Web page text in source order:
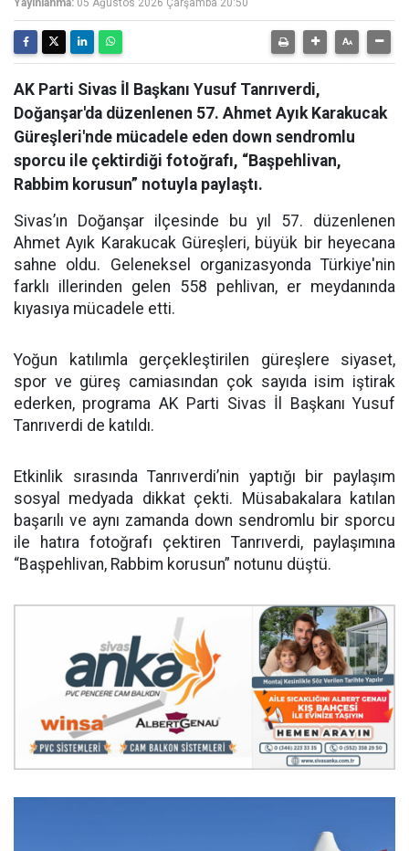
Yayınlanma: 05 Ağustos 2026 Çarşamba 20:50
AK Parti Sivas İl Başkanı Yusuf Tanrıverdi,
Doğanşar'da düzenlenen 57. Ahmet Ayık Karakucak
Güreşleri'nde mücadele eden down sendromlu
sporcu ile çektirdiği fotoğrafı, “Başpehlivan,
Rabbim korusun” notuyla paylaştı.
Sivas’ın Doğanşar ilçesinde bu yıl 57. düzenlenen
Ahmet Ayık Karakucak Güreşleri, büyük bir heyecana
sahne oldu. Geleneksel organizasyonda Türkiye'nin
farklı illerinden gelen 558 pehlivan, er meydanında
kıyasıya mücadele etti.
Yoğun katılımla gerçekleştirilen güreşlere siyaset,
spor ve güreş camiasından çok sayıda isim iştirak
ederken, programa AK Parti Sivas İl Başkanı Yusuf
Tanrıverdi de katıldı.
Etkinlik sırasında Tanrıverdi’nin yaptığı bir paylaşım
sosyal medyada dikkat çekti. Müsabakalara katılan
başarılı ve aynı zamanda down sendromlu bir sporcu
ile hatıra fotoğrafı çektiren Tanrıverdi, paylaşımına
“Başpehlivan, Rabbim korusun” notunu düştü.